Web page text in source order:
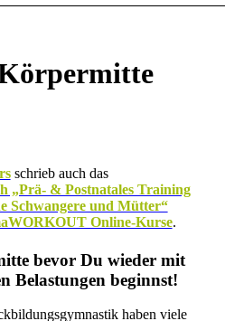
schrieb auch das
„Prä- & Postnatales Training
Schwangere und Mütter“
Online-Kurse.
bevor Du wieder mit
Belastungen beginnst!
haben viele